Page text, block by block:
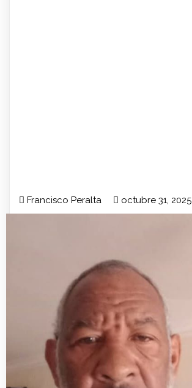
Francisco Peralta octubre 31, 2025